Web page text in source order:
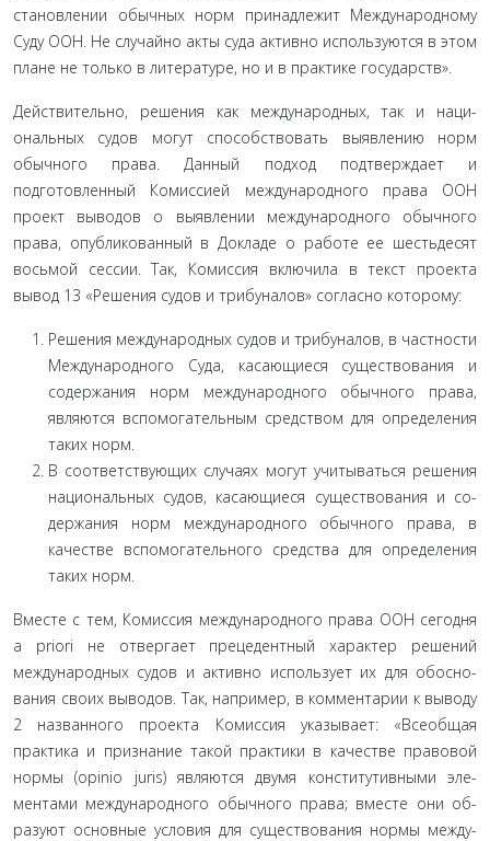
становлении обычных норм принадлежит Международному
Суду ООН. Не случайно акты суда актив­но используются в этом
плане не только в литературе, но и в практике государств».
Действительно, решения как международных, так и наци­
ональных судов могут способствовать выявлению норм
обыч­ного права. Данный подход подтверждает и
подготовленный Комиссией международного права ООН
проект выводов о вы­явлении международного обычного
права, опубликованный в Докладе о работе ее шестьдесят
восьмой сессии. Так, Комис­сия включила в текст проекта
вывод 13 «Решения судов и три­буналов» согласно которому:
Решения международных судов и трибуналов, в част­ности
Международного Суда, касающиеся существования и
содержания норм международного обычного права,
являются вспомогательным средством для определения
таких норм.
В соответствующих случаях могут учитываться реше­ния
национальных судов, касающиеся существования и со­
держания норм международного обычного права, в
качестве вспомогательного средства для определения
таких норм.
Вместе с тем, Комиссия международного права ООН се­годня
a priori не отвергает прецедентный характер решений
международных судов и активно использует их для обосно­
вания своих выводов. Так, например, в комментарии к вы­воду
2 названного проекта Комиссия указывает: «Всеобщая
практика и признание такой практики в качестве правовой
нормы (opinio juris) являются двумя конститутивными эле­
ментами международного обычного права; вместе они об­
разуют основные условия для существования нормы между­